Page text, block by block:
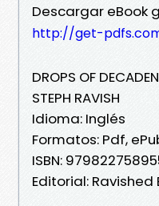
Descargar eBook
http://get-
DROPS OF
STEPH RAVISH
Idioma: Inglés
Formatos: Pdf,
ISBN:
Editorial: Ravished